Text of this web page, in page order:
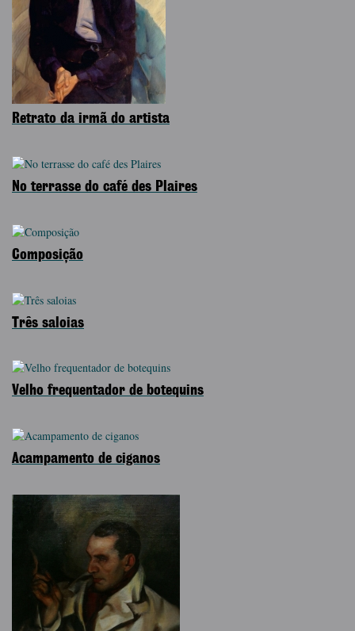
Retrato da irmã do artista
No terrasse do café des Plaires
Composição
Três saloias
Velho frequentador de botequins
Acampamento de ciganos